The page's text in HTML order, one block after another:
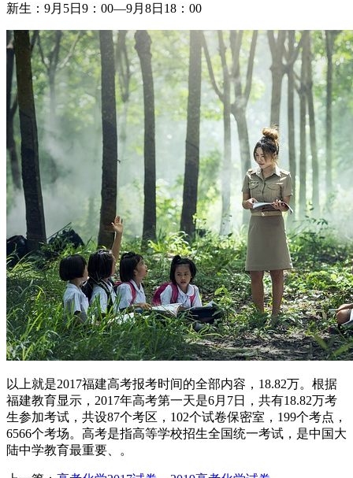
新生：9月5日9：00—9月8日18：00
以上就是2017福建高考报考时间的全部内容，18.82万。根据
福建教育显示，2017年高考第一天是6月7日，共有18.82万考
生参加考试，共设87个考区，102个试卷保密室，199个考点，
6566个考场。高考是指高等学校招生全国统一考试，是中国大
陆中学教育最重要、。